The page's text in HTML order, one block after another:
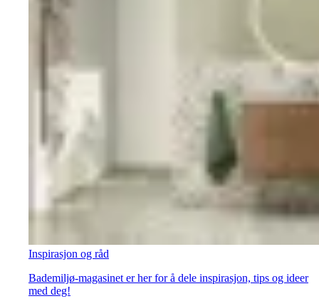
Inspirasjon og råd
Bademiljø-magasinet er her for å dele inspirasjon, tips og ideer
med deg!